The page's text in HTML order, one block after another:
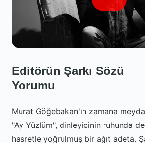
Editörün Şarkı Sözü
Yorumu
Murat Göğebakan'ın zamana
"Ay Yüzlüm", dinleyicinin ruhunda
hasretle yoğrulmuş bir ağıt adeta.